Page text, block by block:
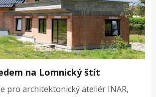
na Lomnický štít
pro architektonický ateliér INAR,